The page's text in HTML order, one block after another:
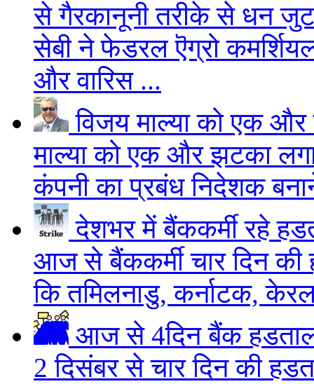
से गैरकानूनी तरीके से धन
सेबी ने फेडरल ऎग्रो
और वारिस ...
विजय माल्या को एक
माल्या को एक और झटका
कंपनी का प्रबंध निदेशक
देशभर में बैंककर्मी रहे
आज से बैंककर्मी चार दिन
कि तमिलनाडु, कर्नाटक,
आज से 4दिन बैंक
2 दिसंबर से चार दिन की